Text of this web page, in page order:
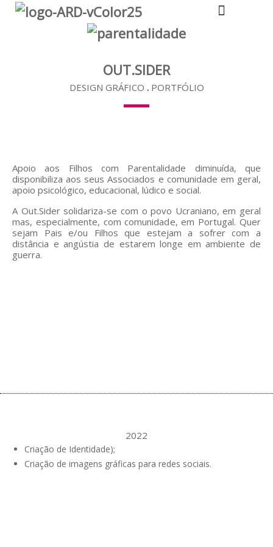
OUT.SIDER
DESIGN GRÁFICO . PORTFÓLIO
Apoio aos Filhos com Parentalidade diminuída, que
disponibiliza aos seus Associados e comunidade em geral,
apoio psicológico, educacional, lúdico e social.
A Out.Sider solidariza-se com o povo Ucraniano, em geral
mas, especialmente, com comunidade, em Portugal. Quer
sejam Pais e/ou Filhos que estejam a sofrer com a
distância e angústia de estarem longe em ambiente de
guerra.
2022
Criação de Identidade);
Criação de imagens gráficas para redes sociais.